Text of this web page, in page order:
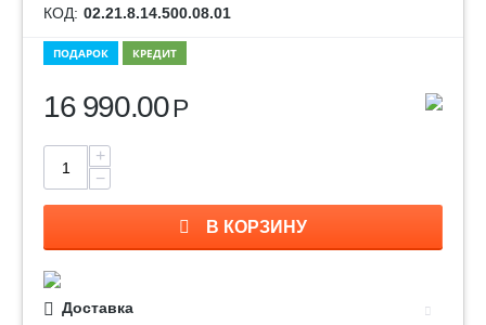
КОД: 02.21.8.14.500.08.01
ПОДАРОК КРЕДИТ
16 990.00Р
+
−
В КОРЗИНУ
Доставка